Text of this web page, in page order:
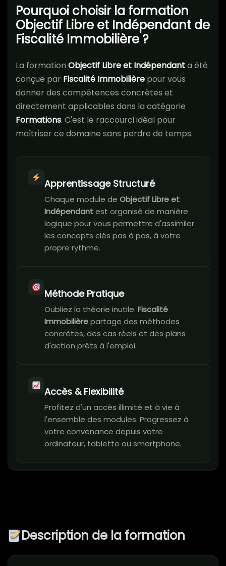
Pourquoi choisir la formation
Objectif Libre et Indépendant de
Fiscalité Immobilière ?
La formation Objectif Libre et Indépendanta été
conçue par Fiscalité Immobilière pour vous
donner des compétences concrètes et
directement applicables dans la catégorie
Formations. C'est le raccourci idéal pour
maîtriser ce domaine sans perdre de temps.
Apprentissage Structuré
Chaque module de Objectif Libre et
Indépendantest organisé de manière
logique pour vous permettre d'assimiler
les concepts clés pas à pas, à votre
propre rythme.
Méthode Pratique
Oubliez la théorie inutile. Fiscalité
Immobilièrepartage des méthodes
concrètes, des cas réels et des plans
d'action prêts à l'emploi.
Accès & Flexibilité
Profitez d'un accès illimité et à vie à
l'ensemble des modules. Progressez à
votre convenance depuis votre
ordinateur, tablette ou smartphone.
Description de la formation